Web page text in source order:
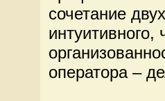
сочетание
интуитивного,
оператора –